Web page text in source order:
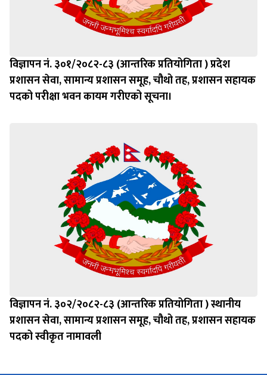
विज्ञापन नं. ३०१/२०८२-८३ (आन्तरिक प्रतियोगिता ) प्रदेश
प्रशासन सेवा, सामान्य प्रशासन समूह, चौथो तह, प्रशासन सहायक
पदको परीक्षा भवन कायम गरीएको सूचना।
विज्ञापन नं. ३०२/२०८२-८३ (आन्तरिक प्रतियोगिता ) स्थानीय
प्रशासन सेवा, सामान्य प्रशासन समूह, चौथो तह, प्रशासन सहायक
पदको स्वीकृत नामावली